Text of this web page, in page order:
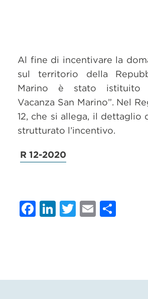
Al fine di incentivare la
sul territorio della
Marino è stato istituito
Vacanza San Marino”. Nel
12, che si allega, il dettaglio
strutturato l’incentivo.
R 12-2020
Facebook
LinkedIn
Twitter
Email